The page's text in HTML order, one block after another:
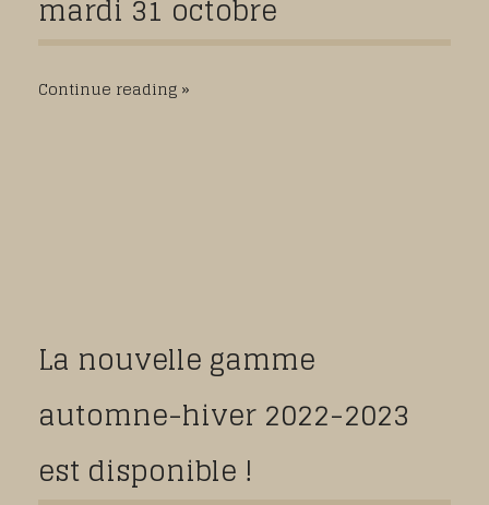
mardi 31 octobre
Continue reading
La nouvelle gamme
automne-hiver 2022-2023
est disponible !